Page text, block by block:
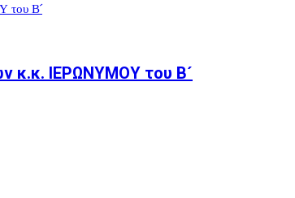
κ.κ. ΙΕΡΩΝΥΜΟΥ του Β´